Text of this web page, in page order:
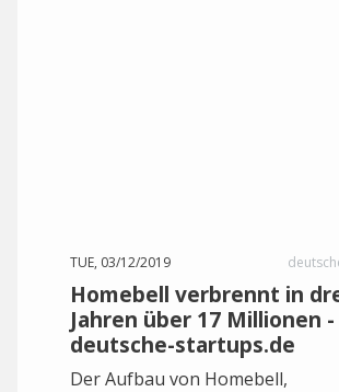
TUE, 03/12/2019
Homebell verbrennt in
Jahren über 17 Millionen -
deutsche-startups.de
Der Aufbau von Homebell,